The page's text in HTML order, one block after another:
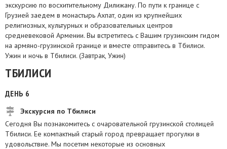
экскурсию по восхитительному Дилижану. По пути к границе с
Грузией заедем в монастырь Ахпат, один из крупнейших
религиозных, культурных и образовательных центров
средневековой Армении. Вы встретитесь с Вашим грузинским гидом
на армяно-грузинской границе и вместе отправитесь в Тбилиси.
Ужин и ночь в Тбилиси. (Завтрак, Ужин)
ТБИЛИСИ
ДЕНЬ 6
Экскурсия по Тбилиси
Сегодня Вы познакомитесь с очаровательной грузинской столицей
Тбилиси. Ее компактный старый город превращает прогулки в
удовольствие. Мы посетим некоторые из основных